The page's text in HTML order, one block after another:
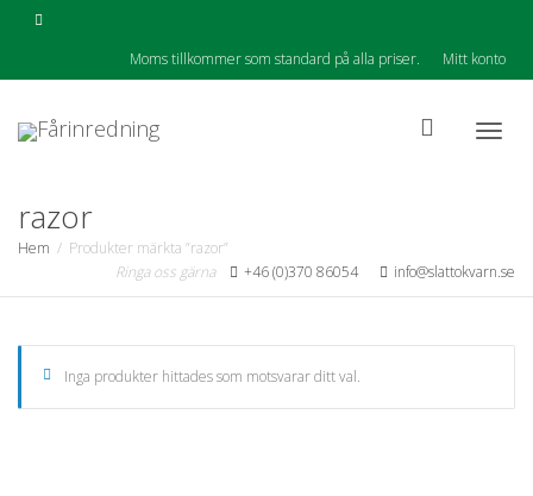
Moms tillkommer som standard på alla priser. Mitt konto
razor
Hem
Produkter märkta ”razor”
Ringa oss gärna
+46 (0)370 86054 info@slattokvarn.se
Inga produkter hittades som motsvarar ditt val.